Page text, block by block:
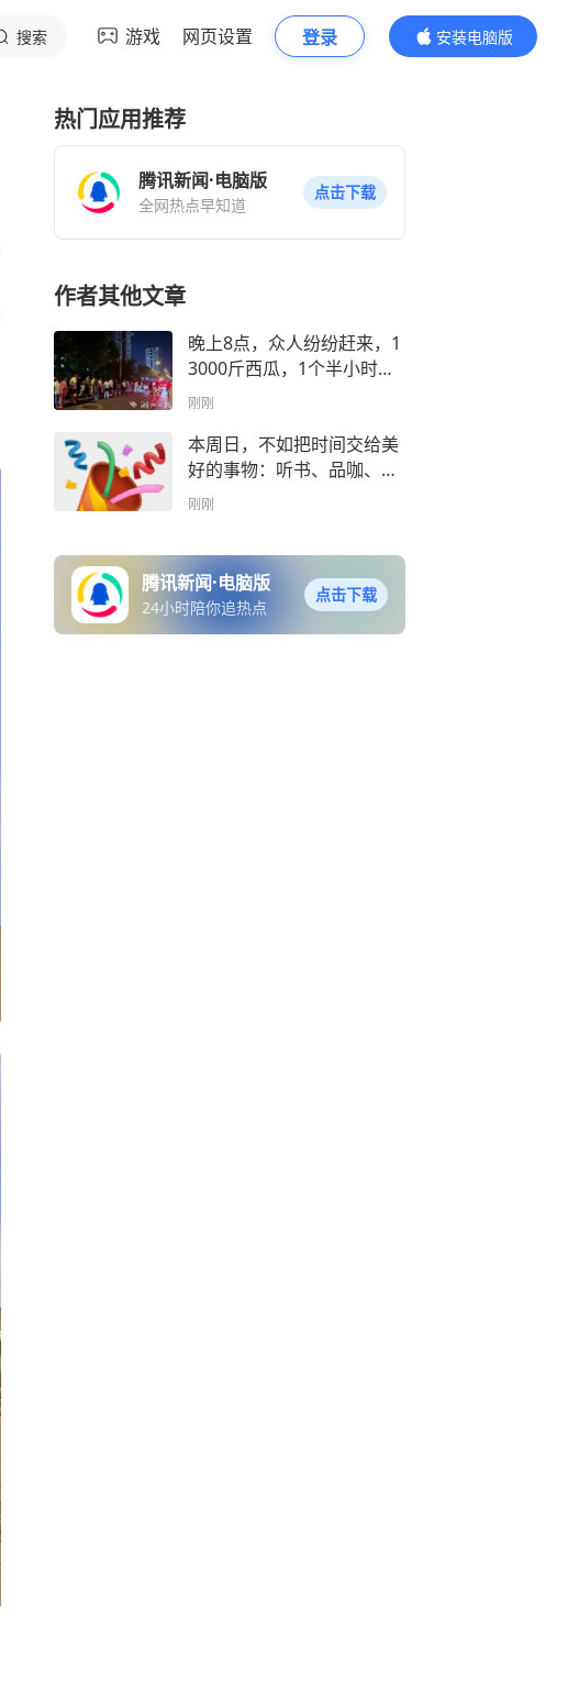
搜索 游戏 网页设置 登录
安装电脑版
内容更精彩
热门应用推荐
腾讯新闻·电脑版
全网热点早知道
点击下载
作者其他文章
晚上8点，众人纷纷赶来，1
3000斤西瓜，1个半小时被
抢完……
刚刚
本周日，不如把时间交给美
好的事物：听书、品咖、撞
见幸运！
刚刚
腾讯新闻·电脑版
24小时陪你追热点
点击下载